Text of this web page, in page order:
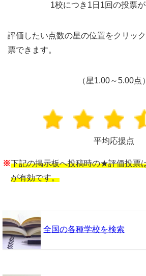
1校につき1日1回の投票
評価したい点数の星の位置をクリッ
票できます。
（星1.00～5.00点）
平均応援点
※下記の掲示板へ投稿時の★評価投票
が有効です。
全国の各種学校を検索